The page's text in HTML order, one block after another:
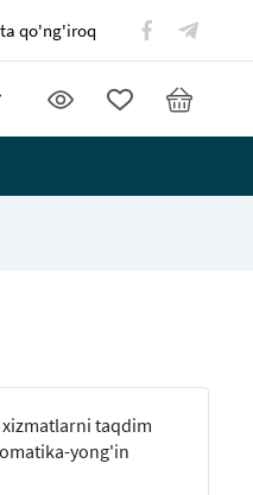
qo'ng'iroq
taqdim
yong'in